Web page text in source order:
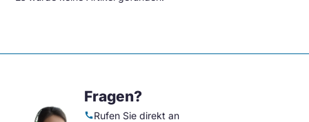
Fragen?
callRufen Sie direkt an